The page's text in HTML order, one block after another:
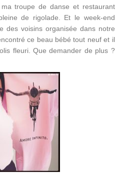
troupe de danse et restaurant
de rigolade. Et le week-end
des voisins organisée dans notre
ce beau bébé tout neuf et il
fleuri. Que demander de plus ?